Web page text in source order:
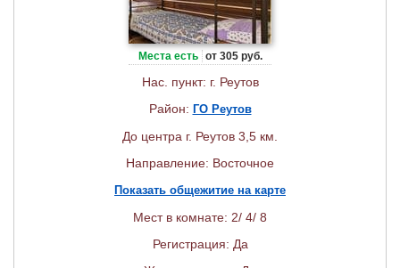
Места есть от 305 руб.
Нас. пункт: г. Реутов
Район: ГО Реутов
До центра г. Реутов 3,5 км.
Направление: Восточное
Показать общежитие на карте
Мест в комнате: 2/ 4/ 8
Регистрация: Да